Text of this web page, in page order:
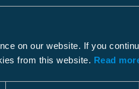
on our website. If you
from this website. Read
max Ø 350 mm